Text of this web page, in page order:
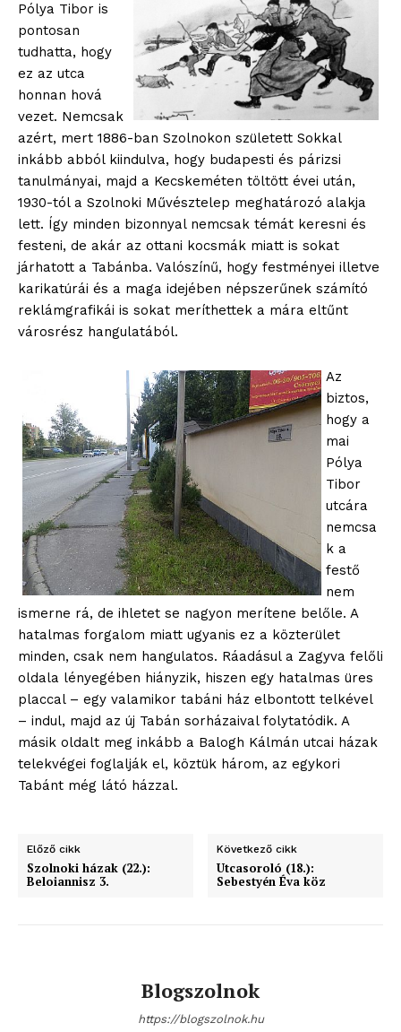
Pólya Tibor is
pontosan
tudhatta, hogy
ez az utca
honnan hová
vezet. Nemcsak
azért, mert 1886-ban Szolnokon született Sokkal
inkább abból kiindulva, hogy budapesti és párizsi
tanulmányai, majd a Kecskeméten töltött évei után,
1930-tól a Szolnoki Művésztelep meghatározó alakja
lett. Így minden bizonnyal nemcsak témát keresni és
festeni, de akár az ottani kocsmák miatt is sokat
járhatott a Tabánba. Valószínű, hogy festményei illetve
karikatúrái és a maga idejében népszerűnek számító
reklámgrafikái is sokat meríthettek a mára eltűnt
városrész hangulatából.
Az
biztos,
hogy a
mai
Pólya
Tibor
utcára
nemcsa
k a
festő
nem
ismerne rá, de ihletet se nagyon merítene belőle. A
hatalmas forgalom miatt ugyanis ez a közterület
minden, csak nem hangulatos. Ráadásul a Zagyva felőli
oldala lényegében hiányzik, hiszen egy hatalmas üres
placcal – egy valamikor tabáni ház elbontott telkével
– indul, majd az új Tabán sorházaival folytatódik. A
másik oldalt meg inkább a Balogh Kálmán utcai házak
telekvégei foglalják el, köztük három, az egykori
Tabánt még látó házzal.
Előző cikk
Szolnoki házak (22.):
Beloiannisz 3.
Következő cikk
Utcasoroló (18.):
Sebestyén Éva köz
Blogszolnok
https://blogszolnok.hu